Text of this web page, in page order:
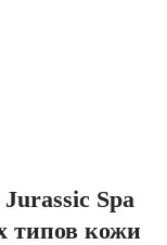
Spa
типов кожи